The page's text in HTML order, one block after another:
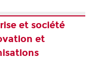
et société
et